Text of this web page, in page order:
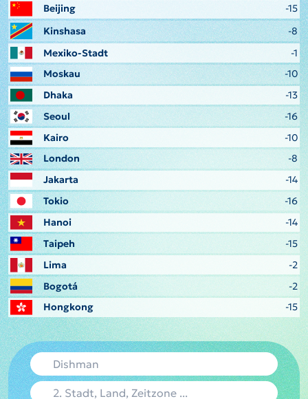
Beijing
-15
Kinshasa
-8
Mexiko-Stadt
-1
Moskau
-10
Dhaka
-13
Seoul
-16
Kairo
-10
London
-8
Jakarta
-14
Tokio
-16
Hanoi
-14
Taipeh
-15
Lima
-2
Bogotá
-2
Hongkong
-15